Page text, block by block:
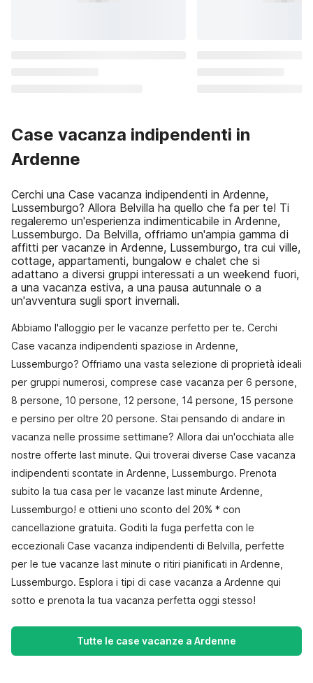
Case vacanza indipendenti in
Ardenne
Cerchi una Case vacanza indipendenti in Ardenne,
Lussemburgo? Allora Belvilla ha quello che fa per te! Ti
regaleremo un'esperienza indimenticabile in Ardenne,
Lussemburgo. Da Belvilla, offriamo un'ampia gamma di
affitti per vacanze in Ardenne, Lussemburgo, tra cui ville,
cottage, appartamenti, bungalow e chalet che si
adattano a diversi gruppi interessati a un weekend fuori,
a una vacanza estiva, a una pausa autunnale o a
un'avventura sugli sport invernali.
Abbiamo l'alloggio per le vacanze perfetto per te. Cerchi
Case vacanza indipendenti spaziose in Ardenne,
Lussemburgo? Offriamo una vasta selezione di proprietà ideali
per gruppi numerosi, comprese case vacanza per 6 persone,
8 persone, 10 persone, 12 persone, 14 persone, 15 persone
e persino per oltre 20 persone. Stai pensando di andare in
vacanza nelle prossime settimane? Allora dai un'occhiata alle
nostre offerte last minute. Qui troverai diverse Case vacanza
indipendenti scontate in Ardenne, Lussemburgo. Prenota
subito la tua casa per le vacanze last minute Ardenne,
Lussemburgo! e ottieni uno sconto del 20% * con
cancellazione gratuita. Goditi la fuga perfetta con le
eccezionali Case vacanza indipendenti di Belvilla, perfette
per le tue vacanze last minute o ritiri pianificati in Ardenne,
Lussemburgo. Esplora i tipi di case vacanza a Ardenne qui
sotto e prenota la tua vacanza perfetta oggi stesso!
Tutte le case vacanze a Ardenne